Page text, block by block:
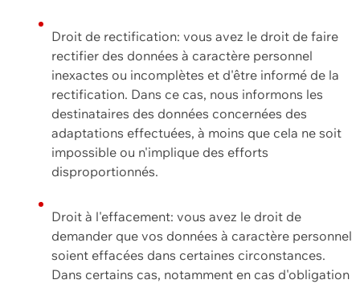
Droit de rectification: vous avez le droit de faire
rectifier des données à caractère personnel
inexactes ou incomplètes et d'être informé de la
rectification. Dans ce cas, nous informons les
destinataires des données concernées des
adaptations effectuées, à moins que cela ne soit
impossible ou n'implique des efforts
disproportionnés.
Droit à l'effacement: vous avez le droit de
demander que vos données à caractère personnel
soient effacées dans certaines circonstances.
Dans certains cas, notamment en cas d'obligation